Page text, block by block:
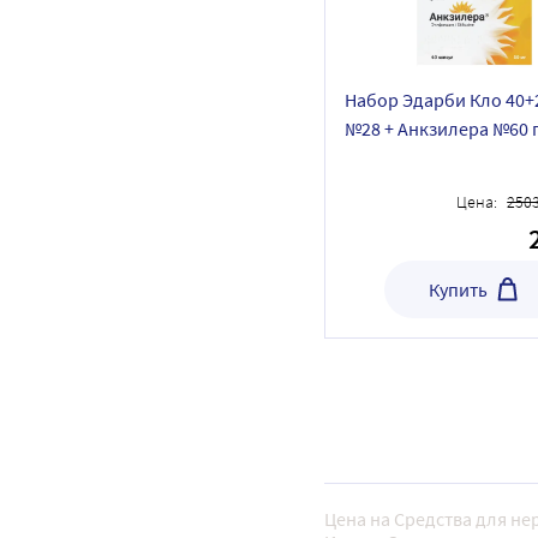
Набор Эдарби Кло
№28 + Анкзилера №60
Цена:
Купить
Цена на Средства для